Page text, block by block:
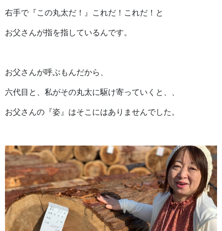
右手で『この丸太だ！』これだ！これだ！と
お父さんが指を指しているんです。
お父さんが呼ぶもんだから、
六代目と、私がその丸太に駆け寄っていくと、、
お父さんの『姿』はそこにはありませんでした。